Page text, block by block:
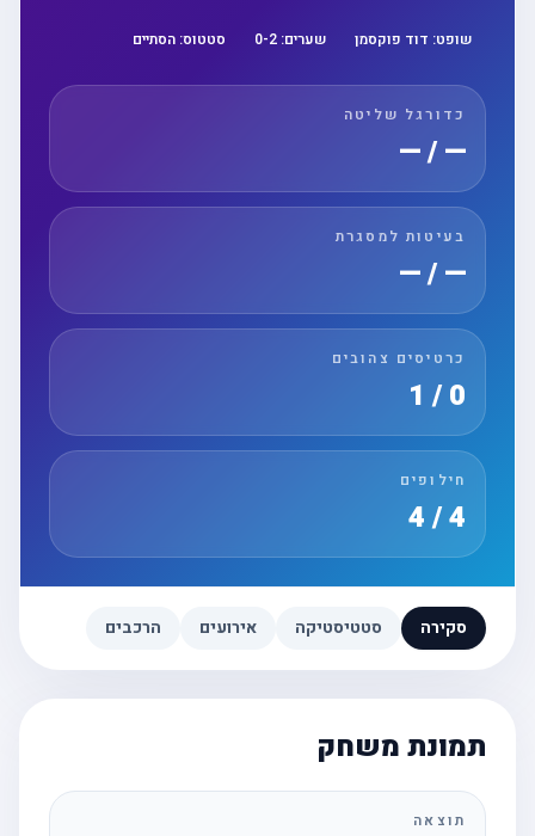
שופט:דוד פוקסמן שערים: 0 -2 סטטוס:הסתיים
כדורגל שליטה
— / —
בעיטות למסגרת
— / —
כרטיסים צהובים
חילופים
סקירה סטטיסטיקה אירועים הרכבים
תמונת משחק
תוצאה